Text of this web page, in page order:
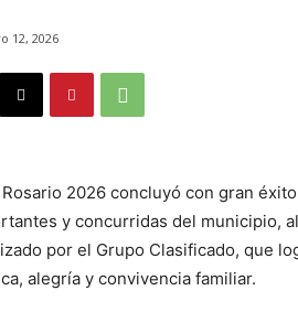
12, 2026
2026 concluyó con gran
y concurridas del municipio,
por el Grupo Clasificado, que
alegría y convivencia familiar.